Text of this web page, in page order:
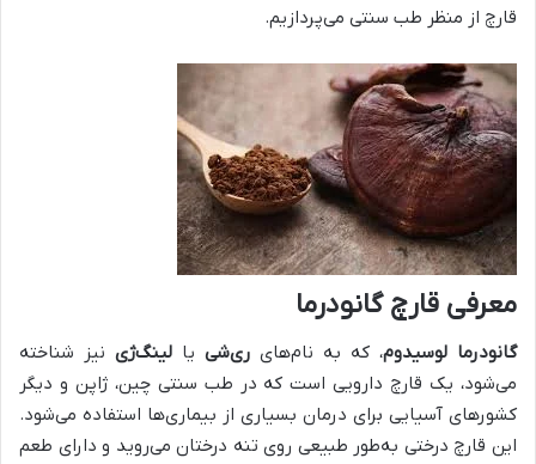
قارچ از منظر طب سنتی می‌پردازیم.
معرفی قارچ گانودرما
گانودرما لوسیدوم، که به نام‌های ری‌شی یا لینگ‌ژی نیز شناخته
می‌شود، یک قارچ دارویی است که در طب سنتی چین، ژاپن و دیگر
کشورهای آسیایی برای درمان بسیاری از بیماری‌ها استفاده می‌شود.
این قارچ درختی به‌طور طبیعی روی تنه درختان می‌روید و دارای طعم